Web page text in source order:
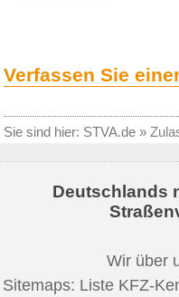
Verfassen Sie
Sie sind hier: STVA.de »
Deutschlands
Wir über
Sitemaps: Liste KFZ-